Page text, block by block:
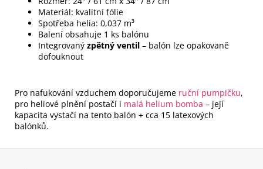
Materiál: kvalitní fólie
Spotřeba helia: 0,037 m³
Balení obsahuje 1 ks balónu
Integrovaný zpětný ventil – balón lze opakovaně
dofouknout
Pro nafukování vzduchem doporučujeme ruční pumpičku,
pro heliové plnění postačí i malá helium bomba – její
kapacita vystačí na tento balón + cca 15 latexových
balónků.
Z